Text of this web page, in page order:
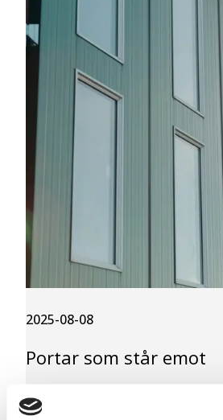
2025-08-08
Portar som står emot